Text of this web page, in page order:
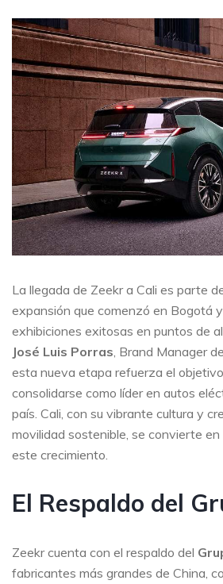
La llegada de Zeekr a Cali es parte
expansión que comenzó en Bogotá
exhibiciones exitosas en puntos de
José Luis Porras , Brand Manager
esta nueva etapa refuerza el
consolidarse como líder en autos
país. Cali, con su vibrante cultura y
movilidad sostenible, se convierte
este crecimiento.
El Respaldo del
Zeekr cuenta con el respaldo del
fabricantes más grandes de China,